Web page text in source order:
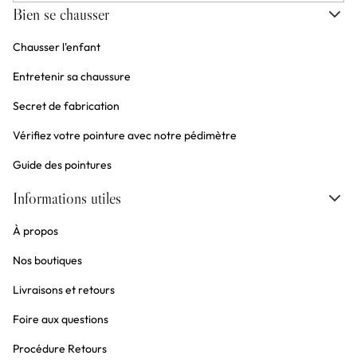
Bien se chausser
Chausser l'enfant
Entretenir sa chaussure
Secret de fabrication
Vérifiez votre pointure avec notre pédimètre
Guide des pointures
Informations utiles
À propos
Nos boutiques
Livraisons et retours
Foire aux questions
Procédure Retours